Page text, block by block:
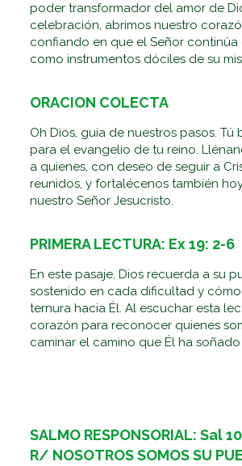
poder transformador del amor de
celebración, abrimos nuestro
confiando en que el Señor
como instrumentos dóciles de su
ORACION COLECTA
Oh Dios, guía de nuestros pasos. Tú
para el evangelio de tu reino.
a quienes, con deseo de seguir a
reunidos, y fortalécenos también
nuestro Señor Jesucristo.
PRIMERA LECTURA: Ex 19: 2-6
En este pasaje, Dios recuerda a su
sostenido en cada dificultad y
ternura hacia Él. Al escuchar esta
corazón para reconocer quienes
caminar el camino que Él ha
SALMO RESPONSORIAL: Sal
R/ NOSOTROS SOMOS SU